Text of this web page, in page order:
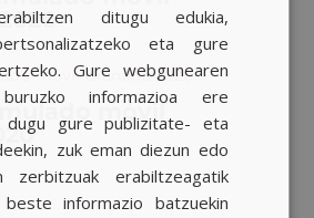
móvil
BASQUE
CATALAN
ENGLISH
ditugu edukia,
eta gure
Gure webgunearen
informazioa ere
dugu gure publizitate- eta
zuk eman diezun edo
zerbitzuak erabiltzeagatik
informazio batzuekin